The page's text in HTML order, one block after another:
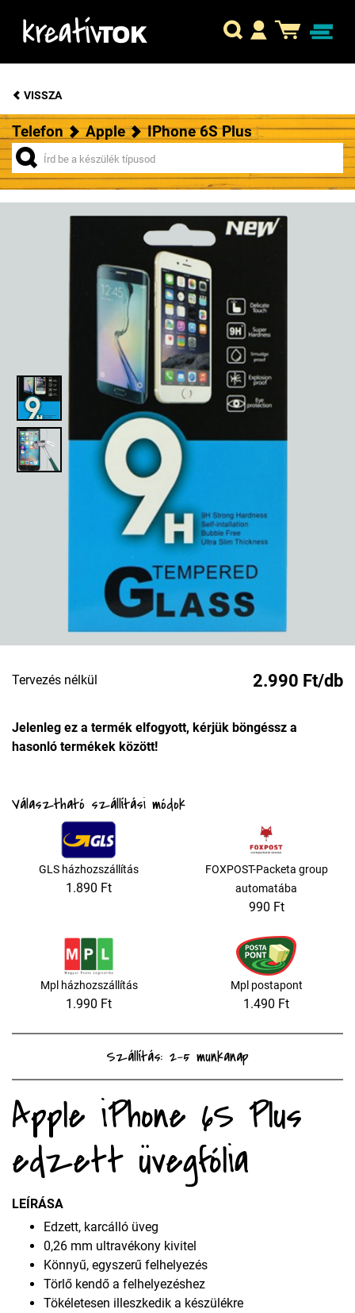
VISSZA
Telefon Apple IPhone 6S Plus
Tervezés nélkül 2.990 Ft/db
Jelenleg ez a termék elfogyott, kérjük böngéssz a
hasonló termékek között!
Választható szállítási módok
GLS házhozszállítás
1.890 Ft
FOXPOST-Packeta group
automatába
990 Ft
Mpl házhozszállítás
1.990 Ft
Mpl postapont
1.490 Ft
Szállítás: 2-5 munkanap
Apple iPhone 6S Plus
edzett üvegfólia
LEÍRÁSA
Edzett, karcálló üveg
0,26 mm ultravékony kivitel
Könnyű, egyszerű felhelyezés
Törlő kendő a felhelyezéshez
Tökéletesen illeszkedik a készülékre